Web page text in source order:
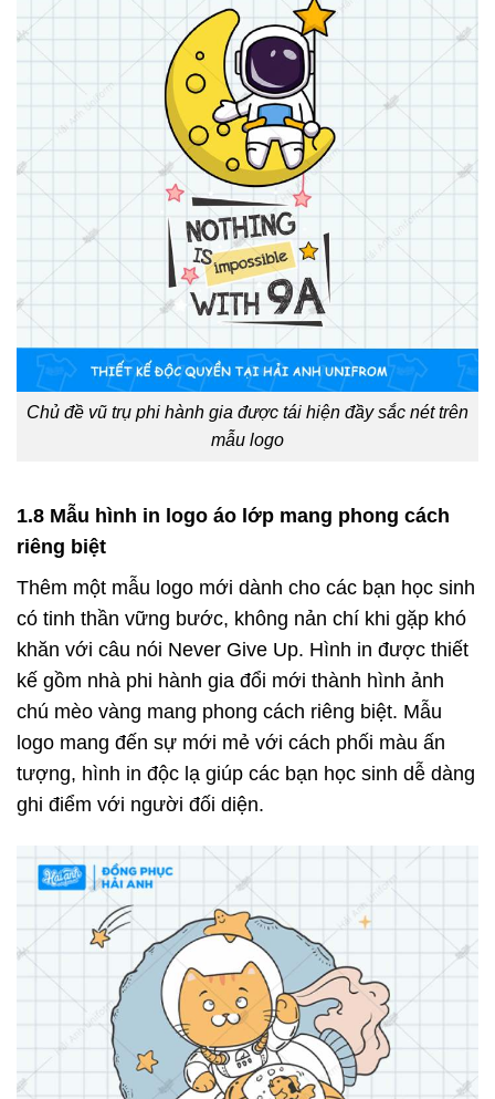
Chủ đề vũ trụ phi hành gia được tái hiện đầy sắc nét trên
mẫu logo
1.8 Mẫu hình in logo áo lớp mang phong cách
riêng biệt
Thêm một mẫu logo mới dành cho các bạn học sinh
có tinh thần vững bước, không nản chí khi gặp khó
khăn với câu nói Never Give Up. Hình in được thiết
kế gồm nhà phi hành gia đổi mới thành hình ảnh
chú mèo vàng mang phong cách riêng biệt. Mẫu
logo mang đến sự mới mẻ với cách phối màu ấn
tượng, hình in độc lạ giúp các bạn học sinh dễ dàng
ghi điểm với người đối diện.